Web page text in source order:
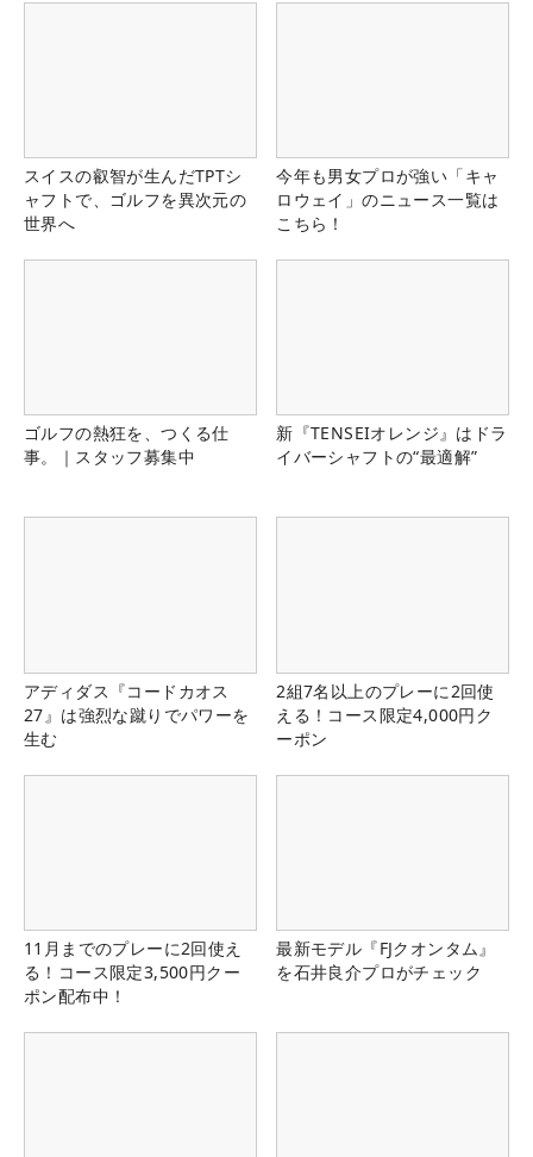
スイスの叡智が生んだTPTシ
ャフトで、ゴルフを異次元の
世界へ
今年も男女プロが強い「キャ
ロウェイ」のニュース一覧は
こちら！
ゴルフの熱狂を、つくる仕
事。｜スタッフ募集中
新『TENSEIオレンジ』はドラ
イバーシャフトの“最適解”
アディダス『コードカオス
27』は強烈な蹴りでパワーを
生む
2組7名以上のプレーに2回使
える！コース限定4,000円ク
ーポン
11月までのプレーに2回使え
る！コース限定3,500円クー
ポン配布中！
最新モデル『FJクオンタム』
を石井良介プロがチェック